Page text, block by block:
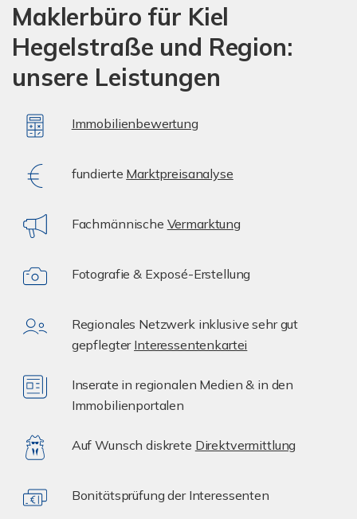
Maklerbüro für Kiel
Hegelstraße und Region:
unsere Leistungen
Immobilienbewertung
fundierte Marktpreisanalyse
Fachmännische Vermarktung
Fotografie & Exposé-Erstellung
Regionales Netzwerk inklusive sehr gut
gepflegter Interessentenkartei
Inserate in regionalen Medien & in den
Immobilienportalen
Auf Wunsch diskrete Direktvermittlung
Bonitätsprüfung der Interessenten